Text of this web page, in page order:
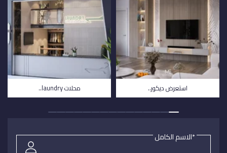
*الاسم الكامل
استعرض ديكور.. محلات laundry..